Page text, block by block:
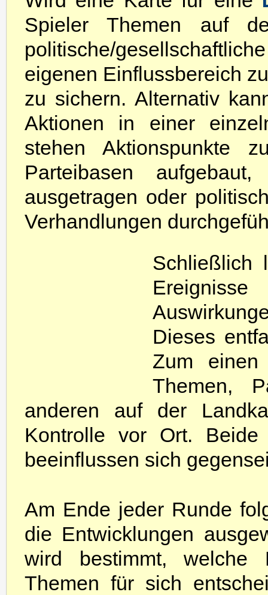
Spieler Themen auf
politische/
eigenen Einflussbereich
zu sichern. Alternativ
Aktionen in einer
stehen Aktionspunkte
Parteibasen
ausgetragen oder
Verhandlungen
Schließlich
Dieses
Zum
Themen,
anderen auf der
Kontrolle vor Ort.
beeinflussen sich
Am Ende jeder Runde
die Entwicklungen
wird bestimmt, welche
Themen für sich